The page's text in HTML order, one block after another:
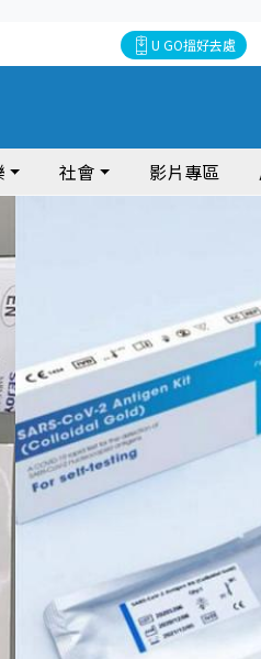
U GO搵好去處
社會 影片專區